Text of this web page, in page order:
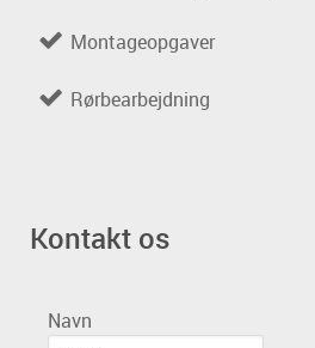
Montageopgaver
Rørbearbejdning
Kontakt os
Navn